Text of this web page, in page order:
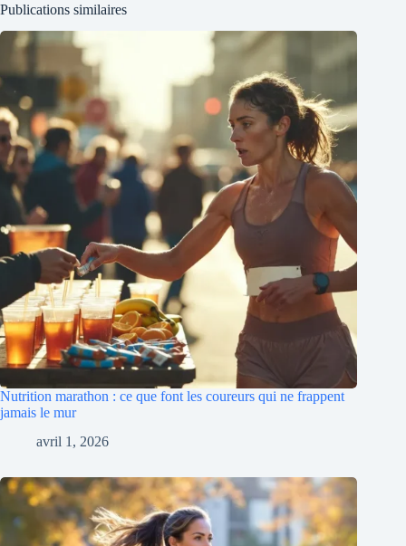
Publications similaires
Nutrition marathon : ce que font les coureurs qui ne frappent
jamais le mur
avril 1, 2026